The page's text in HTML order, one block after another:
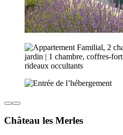
Château les Merles